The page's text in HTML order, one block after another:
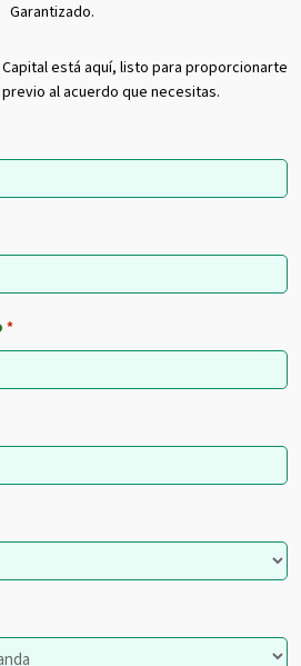
Garantizado.
está aquí, listo para proporcionarte
al acuerdo que necesitas.
*